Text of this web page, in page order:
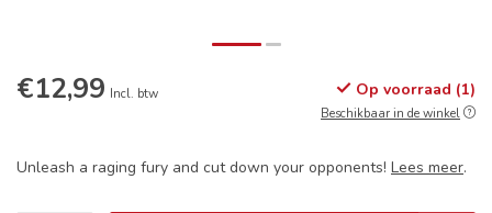
€12,99 Incl. btw Op voorraad (1)
Beschikbaar in de winkel
Unleash a raging fury and cut down your opponents! Lees meer.